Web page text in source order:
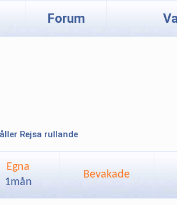
Forum
Rejsa rullande
Egna
1mån
Bevakade